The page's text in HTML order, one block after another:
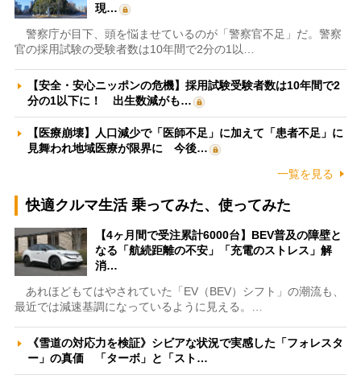
現…
警察庁が目下、頭を悩ませているのが「警察官不足」だ。警察
官の採用試験の受験者数は10年間で2分の1以…
【安全・安心ニッポンの危機】採用試験受験者数は10年間で2
分の1以下に！ 出生数減がも…
【医療崩壊】人口減少で「医師不足」に加えて「患者不足」に
見舞われ地域医療が限界に 今後…
一覧を見る
快適クルマ生活 乗ってみた、使ってみた
【4ヶ月間で受注累計6000台】BEV普及の障壁と
なる「航続距離の不安」「充電のストレス」解
消…
あれほどもてはやされていた「EV（BEV）シフト」の潮流も、
最近では減速基調になっているように見える。…
《雪道の対応力を検証》シビアな状況で実感した「フォレスタ
ー」の真価 「ターボ」と「スト…